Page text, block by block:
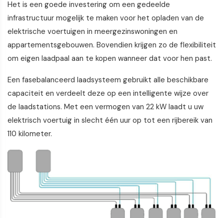
Het is een goede investering om een gedeelde
infrastructuur mogelijk te maken voor het opladen van de
elektrische voertuigen in meergezinswoningen en
appartementsgebouwen. Bovendien krijgen zo de flexibiliteit
om eigen laadpaal aan te kopen wanneer dat voor hen past.
Een fasebalanceerd laadsysteem gebruikt alle beschikbare
capaciteit en verdeelt deze op een intelligente wijze over
de laadstations. Met een vermogen van 22 kW laadt u uw
elektrisch voertuig in slecht één uur op tot een rijbereik van
110 kilometer.